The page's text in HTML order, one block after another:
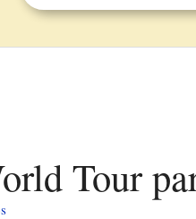
Tour